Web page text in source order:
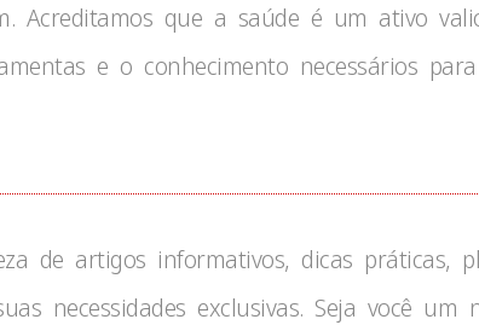
Acreditamos que a saúde é um ativo
e o conhecimento necessários
de artigos informativos, dicas práticas,
necessidades exclusivas. Seja você